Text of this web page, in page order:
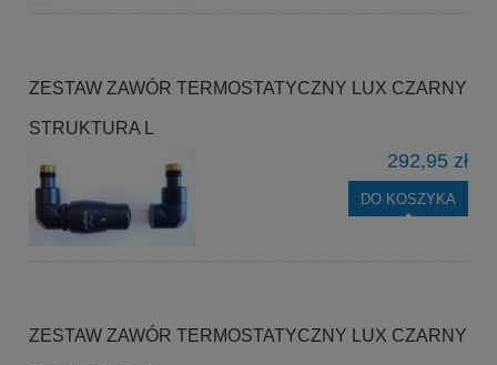
ZESTAW ZAWÓR TERMOSTATYCZNY LUX CZARNY
STRUKTURA L
292,95 zł
DO KOSZYKA
ZESTAW ZAWÓR TERMOSTATYCZNY LUX CZARNY